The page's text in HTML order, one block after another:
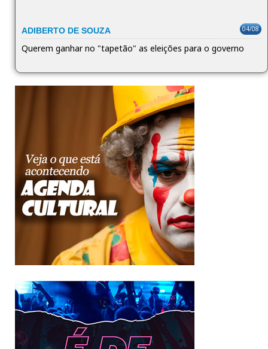
ADIBERTO DE SOUZA 04/08
Querem ganhar no "tapetão" as eleições para o governo